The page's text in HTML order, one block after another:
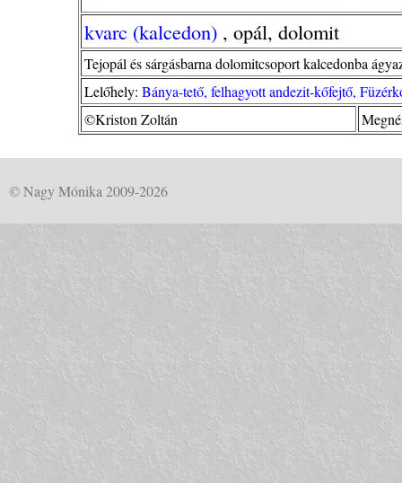
kvarc (kalcedon) , opál, dolomit
Tejopál és sárgásbarna dolomitcsoport kalcedonba
Lelőhely: Bánya-tető, felhagyott andezit-kőfejtő,
©Kriston Zoltán
© Nagy Mónika 2009-2026